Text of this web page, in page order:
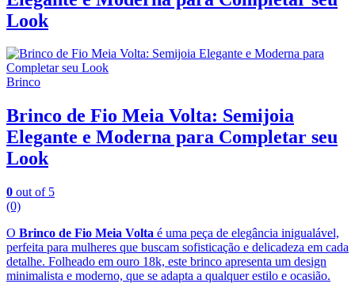
Look
Brinco
Brinco de Fio Meia Volta: Semijoia
Elegante e Moderna para Completar seu
Look
0 out of 5
(0)
O Brinco de Fio Meia Volta é uma peça de elegância inigualável,
perfeita para mulheres que buscam sofisticação e delicadeza em cada
detalhe. Folheado em ouro 18k, este brinco apresenta um design
minimalista e moderno, que se adapta a qualquer estilo e ocasião.